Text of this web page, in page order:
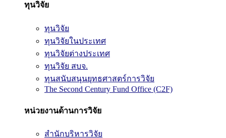
ทุนวิจัย
ทุนวิจัย
ทุนวิจัยในประเทศ
ทุนวิจัยต่างประเทศ
ทุนวิจัย สบจ.
ทุนสนับสนุนยุทธศาสตร์การวิจัย
The Second Century Fund Office (C2F)
หน่วยงานด้านการวิจัย
สำนักบริหารวิจัย